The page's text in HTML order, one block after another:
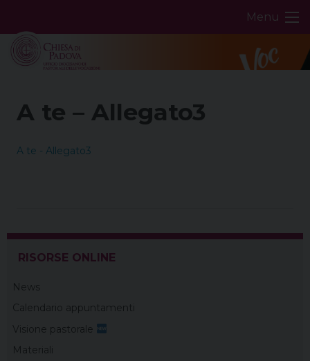
content
Menu
A te – Allegato3
A te - Allegato3
RISORSE ONLINE
News
Calendario appuntamenti
Visione pastorale
Materiali